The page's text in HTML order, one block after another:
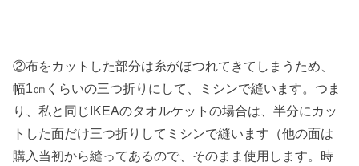
②布をカットした部分は糸がほつれてきてしまうため、
幅1㎝くらいの三つ折りにして、ミシンで縫います。つま
り、私と同じIKEAのタオルケットの場合は、半分にカッ
トした面だけ三つ折りしてミシンで縫います（他の面は
購入当初から縫ってあるので、そのまま使用します。時